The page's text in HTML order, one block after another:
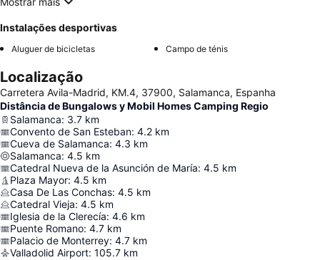
Instalações desportivas
Aluguer de bicicletas Campo de ténis
Localização
Carretera Avila-Madrid, KM.4, 37900, Salamanca, Espanha
Distância de Bungalows y Mobil Homes Camping Regio
Salamanca: 3.7 km
Convento de San Esteban: 4.2 km
Cueva de Salamanca: 4.3 km
Salamanca: 4.5 km
Catedral Nueva de la Asunción de María: 4.5 km
Plaza Mayor: 4.5 km
Casa De Las Conchas: 4.5 km
Catedral Vieja: 4.5 km
Iglesia de la Clerecía: 4.6 km
Puente Romano: 4.7 km
Palacio de Monterrey: 4.7 km
Valladolid Airport: 105.7 km